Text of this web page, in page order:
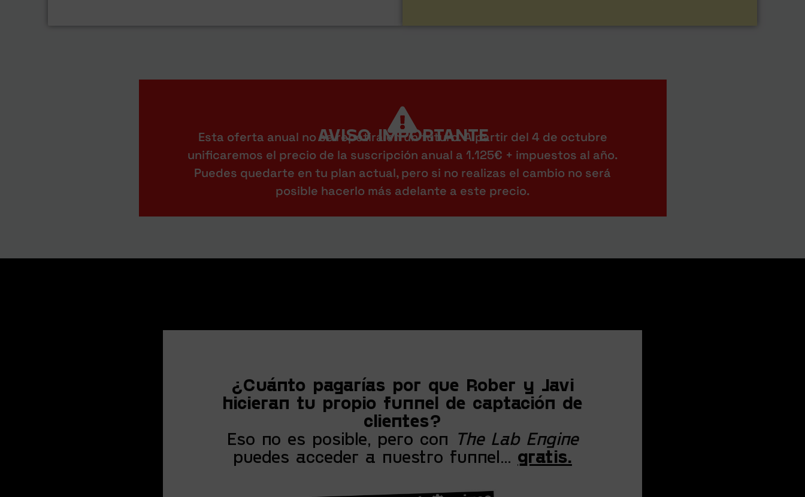
AVISO IMPORTANTE
Esta oferta anual no se repetirá en un futuro. A partir del 4 de octubre
unificaremos el precio de la suscripción anual a 1.125€ + impuestos al año.
Puedes quedarte en tu plan actual, pero si no realizas el cambio no será
posible hacerlo más adelante a este precio.
¿Cuánto pagarías por que Rober y Javi
hicieran tu propio funnel de captación de
clientes?
Eso no es posible, pero con
The Lab Engine
puedes acceder a nuestro funnel… gratis.